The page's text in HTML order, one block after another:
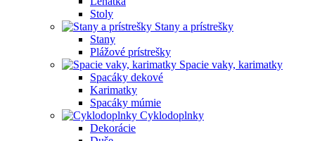
Stoly
Stany a prístrešky
Stany
Plážové prístrešky
Spacie vaky, karimatky
Spacáky dekové
Karimatky
Spacáky múmie
Cyklodoplnky
Dekorácie